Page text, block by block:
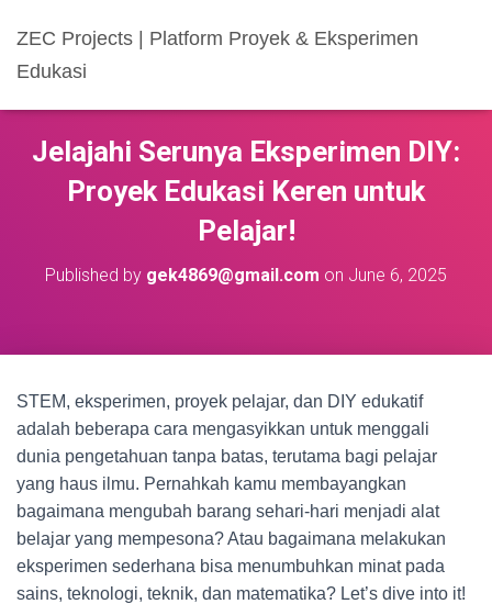
ZEC Projects | Platform Proyek & Eksperimen
Edukasi
Jelajahi Serunya Eksperimen DIY:
Proyek Edukasi Keren untuk
Pelajar!
Published by gek4869@gmail.com on June 6, 2025
STEM, eksperimen, proyek pelajar, dan DIY edukatif
adalah beberapa cara mengasyikkan untuk menggali
dunia pengetahuan tanpa batas, terutama bagi pelajar
yang haus ilmu. Pernahkah kamu membayangkan
bagaimana mengubah barang sehari-hari menjadi alat
belajar yang mempesona? Atau bagaimana melakukan
eksperimen sederhana bisa menumbuhkan minat pada
sains, teknologi, teknik, dan matematika? Let’s dive into it!